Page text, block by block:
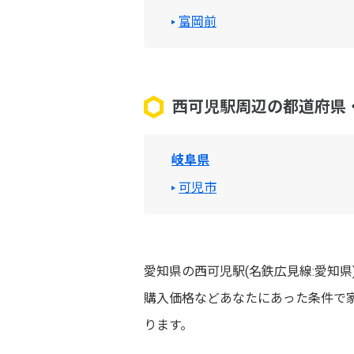
富岡前
西可児駅周辺の都道府県
岐阜県
可児市
愛知県の西可児駅(名鉄広見線:愛知
購入価格などあなたにあった条件で
ります。